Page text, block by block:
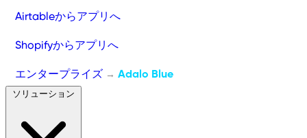
Airtableからアプリへ
Shopifyからアプリへ
エンタープライズ → Adalo Blue